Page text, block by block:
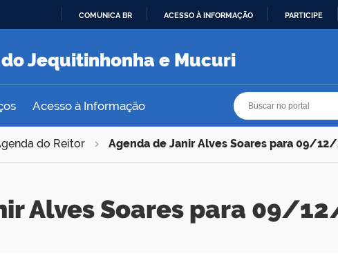
O
COMUNICA BR ACESSO À INFORMAÇÃO PARTICIPE
Jequitinhonha e Mucuri
Acesso à Informação
do Reitor Agenda de Janir Alves Soares para 09/
Alves Soares para 09/